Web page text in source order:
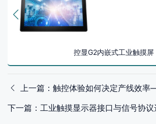
控显G2内嵌式工业触摸屏
上一篇：触控体验如何决定产线效率——工业触摸平